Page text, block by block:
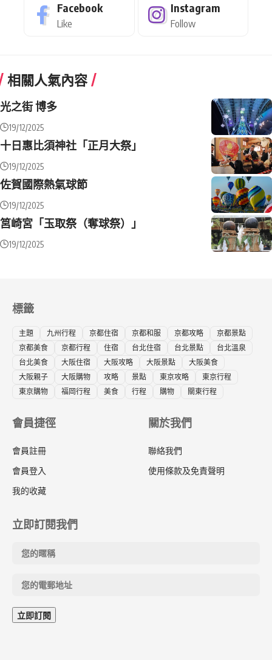
Facebook
Like
Instagram
Follow
相關人氣內容
光之街 博多
19/12/2025
十日惠比須神社「正月大祭」
19/12/2025
佐賀國際熱氣球節
19/12/2025
筥崎宮「玉取祭（奪球祭）」
19/12/2025
標籤
主題 九州行程 京都住宿 京都和服 京都攻略
京都景點
京都美食
京都行程 住宿 台北住宿 台北景點
台北溫泉
台北美食
大阪住宿 大阪攻略 大阪景點
大阪美食
大阪親子
大阪購物 攻略 景點 東京攻略
東京行程
東京購物
福岡行程 美食 行程 購物 關東行程
會員捷徑
會員註冊
會員登入
我的收藏
關於我們
聯絡我們
使用條款及免責聲明
立即訂閱我們